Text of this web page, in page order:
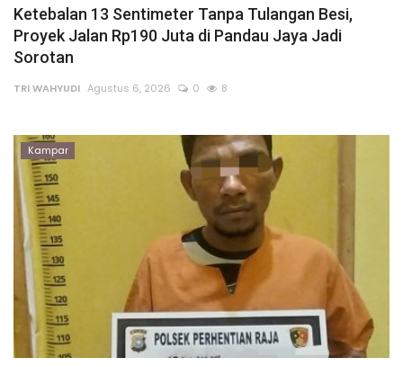
Umum
Gallery
Daerah
Sumbar
Kepri
Pariwisata
Sulawesi Utara (Sulut)
Ketebalan 13 Sentimeter Tanpa Tulangan Besi,
Proyek Jalan Rp190 Juta di Pandau Jaya Jadi
Sorotan
TRI WAHYUDI Agustus 6, 2026 0 8
Kampar